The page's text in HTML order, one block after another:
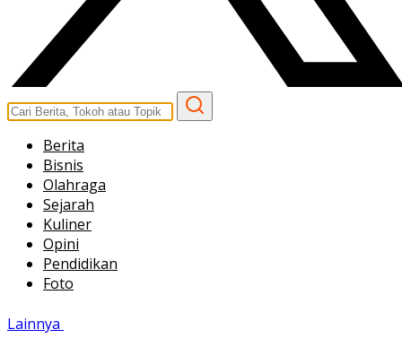
Berita
Bisnis
Olahraga
Sejarah
Kuliner
Opini
Pendidikan
Foto
Lainnya